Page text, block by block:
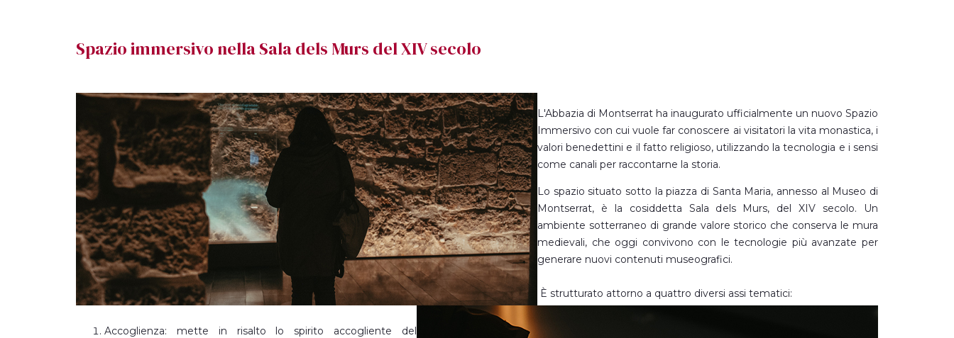
Spazio immersivo nella Sala dels Murs del XIV secolo
L'Abbazia di Montserrat ha inaugurato ufficialmente un nuovo Spazio
Immersivo con cui vuole far conoscere ai visitatori la vita monastica, i
valori benedettini e il fatto religioso, utilizzando la tecnologia e i sensi
come canali per raccontarne la storia.
Lo spazio situato sotto la piazza di Santa Maria, annesso al Museo di
Montserrat, è la cosiddetta Sala dels Murs, del XIV secolo. Un
ambiente sotterraneo di grande valore storico che conserva le mura
medievali, che oggi convivono con le tecnologie più avanzate per
generare nuovi contenuti museografici.
È strutturato attorno a quattro diversi assi tematici:
Accoglienza: mette in risalto lo spirito accogliente del